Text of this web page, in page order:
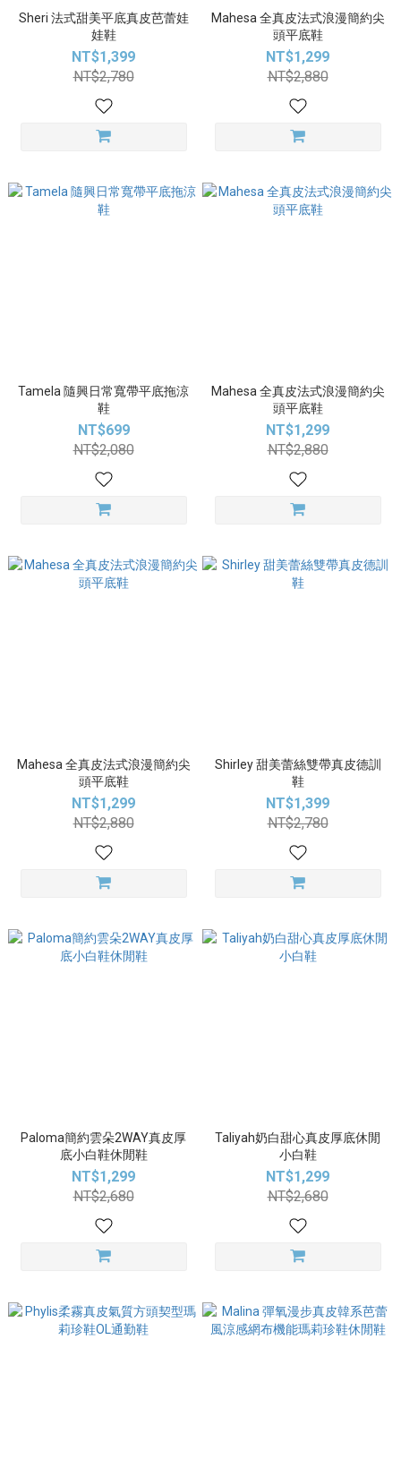
Sheri 法式甜美平底真皮芭蕾娃
娃鞋
NT$1,399
NT$2,780
Mahesa 全真皮法式浪漫簡約尖
頭平底鞋
NT$1,299
NT$2,880
Tamela 隨興日常寬帶平底拖涼
鞋
NT$699
NT$2,080
Mahesa 全真皮法式浪漫簡約尖
頭平底鞋
NT$1,299
NT$2,880
Mahesa 全真皮法式浪漫簡約尖
頭平底鞋
NT$1,299
NT$2,880
Shirley 甜美蕾絲雙帶真皮德訓
鞋
NT$1,399
NT$2,780
Paloma簡約雲朵2WAY真皮厚
底小白鞋休閒鞋
NT$1,299
NT$2,680
Taliyah奶白甜心真皮厚底休閒
小白鞋
NT$1,299
NT$2,680